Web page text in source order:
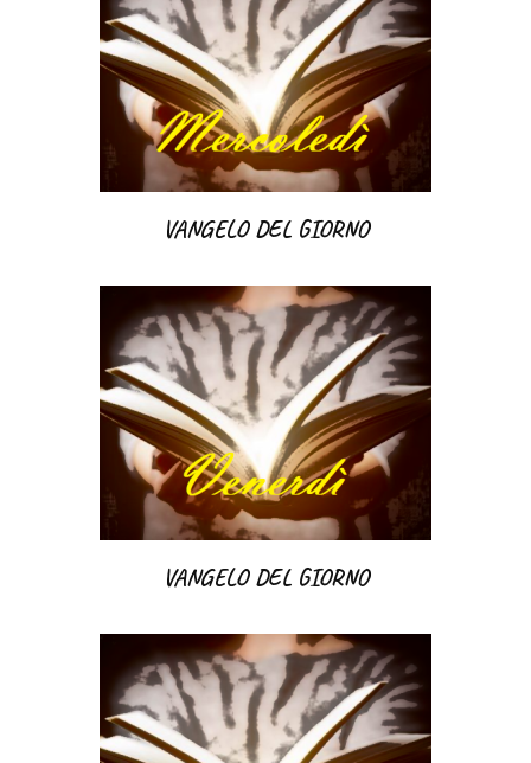
VANGELO DEL GIORNO
VANGELO DEL GIORNO